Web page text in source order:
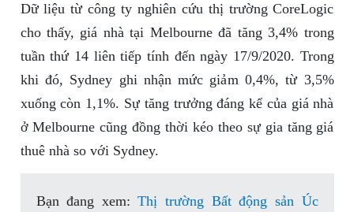
Dữ liệu từ công ty nghiên cứu thị trường CoreLogic
cho thấy, giá nhà tại Melbourne đã tăng 3,4% trong
tuần thứ 14 liên tiếp tính đến ngày 17/9/2020. Trong
khi đó, Sydney ghi nhận mức giảm 0,4%, từ 3,5%
xuống còn 1,1%. Sự tăng trưởng đáng kể của giá nhà
ở Melbourne cũng đồng thời kéo theo sự gia tăng giá
thuê nhà so với Sydney.
Bạn đang xem:Thị trường Bất động sản Úc